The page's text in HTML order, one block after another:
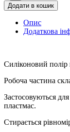
Додати в кошик
Опис
Додаткова
Силіконовий полір
Робоча частина
Застосовуються
пластмас.
Стирається